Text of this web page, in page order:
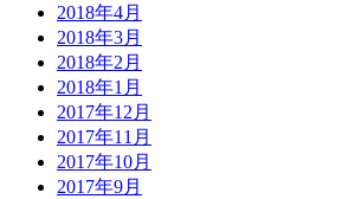
2018年4月
2018年3月
2018年2月
2018年1月
2017年12月
2017年11月
2017年10月
2017年9月